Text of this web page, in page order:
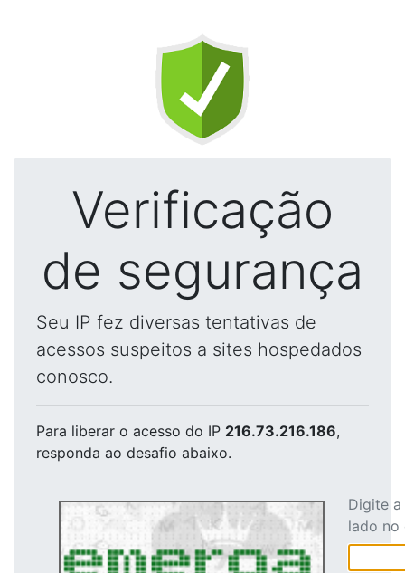
Verificação
de segurança
Seu IP fez diversas tentativas de
acessos suspeitos a sites hospedados
conosco.
Para liberar o acesso do IP 216.73.216.186,
responda ao desafio abaixo.
Digite
lado no